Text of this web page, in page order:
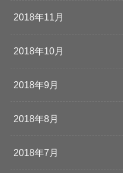
2018年11月
2018年10月
2018年9月
2018年8月
2018年7月